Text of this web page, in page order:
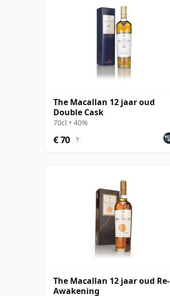
The Macallan 12 jaar oud
Double Cask
70cl • 40%
€ 70 ?
The Macallan 12 jaar oud Re-
Awakening